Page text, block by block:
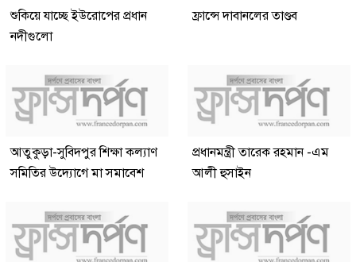
শুকিয়ে যাচ্ছে ইউরোপের প্রধান
নদীগুলো
ফ্রান্সে দাবানলের তাণ্ডব
আতুকুড়া-সুবিদপুর শিক্ষা কল্যাণ
সমিতির উদ্যোগে মা সমাবেশ
প্রধানমন্ত্রী তারেক রহমান -এম
আলী হুসাইন